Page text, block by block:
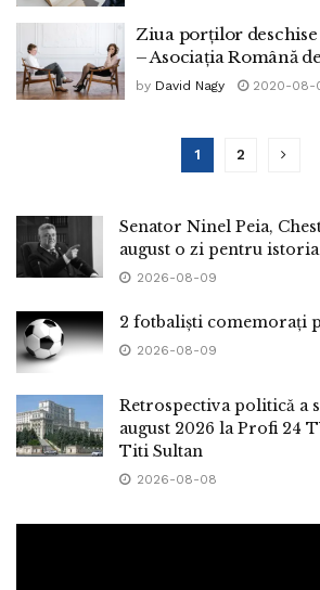
Ziua porților
– Asociația Română
by David Nagy 2020-08-
1 2
Senator Ninel Peia,
august o zi pentru
2026-08-09
2 fotbaliști comemorați
2026-08-09
Retrospectiva politică a
august 2026 la Profi 24
Titi Sultan
2026-08-08